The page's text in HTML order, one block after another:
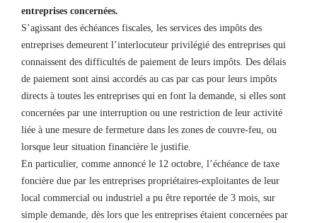
entreprises concernées.
S’agissant des échéances fiscales, les services des impôts des
entreprises demeurent l’interlocuteur privilégié des entreprises qui
connaissent des difficultés de paiement de leurs impôts. Des délais
de paiement sont ainsi accordés au cas par cas pour leurs impôts
directs à toutes les entreprises qui en font la demande, si elles sont
concernées par une interruption ou une restriction de leur activité
liée à une mesure de fermeture dans les zones de couvre-feu, ou
lorsque leur situation financière le justifie.
En particulier, comme annoncé le 12 octobre, l’échéance de taxe
foncière due par les entreprises propriétaires-exploitantes de leur
local commercial ou industriel a pu être reportée de 3 mois, sur
simple demande, dès lors que les entreprises étaient concernées par